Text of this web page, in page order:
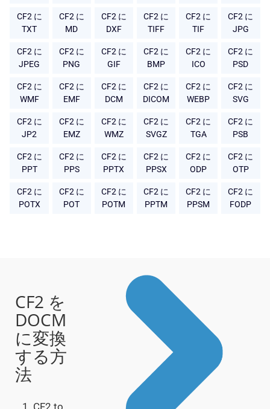
CF2 に
TXT
CF2 に
MD
CF2 に
DXF
CF2 に
TIFF
CF2 に
TIF
CF2 に
JPG
CF2 に
JPEG
CF2 に
PNG
CF2 に
GIF
CF2 に
BMP
CF2 に
ICO
CF2 に
PSD
CF2 に
WMF
CF2 に
EMF
CF2 に
DCM
CF2 に
DICOM
CF2 に
WEBP
CF2 に
SVG
CF2 に
JP2
CF2 に
EMZ
CF2 に
WMZ
CF2 に
SVGZ
CF2 に
TGA
CF2 に
PSB
CF2 に
PPT
CF2 に
PPS
CF2 に
PPTX
CF2 に
PPSX
CF2 に
ODP
CF2 に
OTP
CF2 に
POTX
CF2 に
POT
CF2 に
POTM
CF2 に
PPTM
CF2 に
PPSM
CF2 に
FODP
CF2 を
DOCM
に変換
する方
法